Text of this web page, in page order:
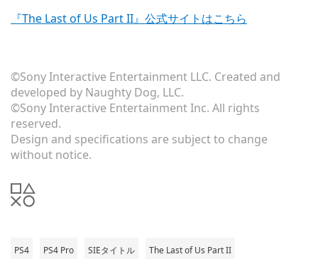
『The Last of Us Part II』公式サイトはこちら
©Sony Interactive Entertainment LLC. Created and
developed by Naughty Dog, LLC.
©Sony Interactive Entertainment Inc. All rights
reserved.
Design and specifications are subject to change
without notice.
PS4 PS4 Pro SIEタイトル The Last of Us Part II